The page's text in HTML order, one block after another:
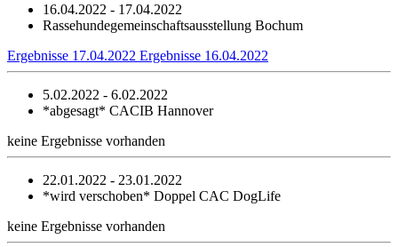
16.04.2022 - 17.04.2022
Rassehundegemeinschaftsausstellung Bochum
Ergebnisse 17.04.2022 Ergebnisse 16.04.2022
5.02.2022 - 6.02.2022
*abgesagt* CACIB Hannover
keine Ergebnisse vorhanden
22.01.2022 - 23.01.2022
*wird verschoben* Doppel CAC DogLife
keine Ergebnisse vorhanden